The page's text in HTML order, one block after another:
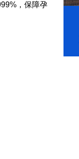
，保障孕